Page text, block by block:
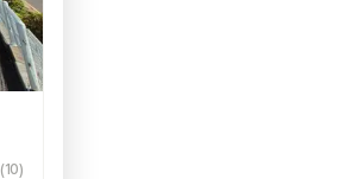
(10)